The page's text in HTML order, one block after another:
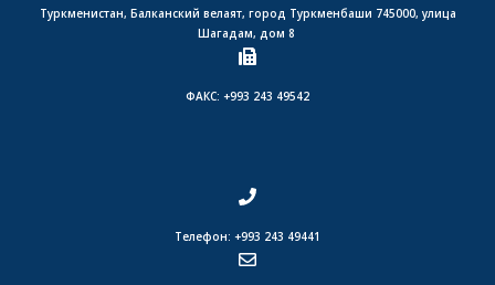
Туркменистан, Балканский велаят, город Туркменбаши 745000, улица
Шагадам, дом 8
ФАКС: +993 243 49542
Телефон: +993 243 49441